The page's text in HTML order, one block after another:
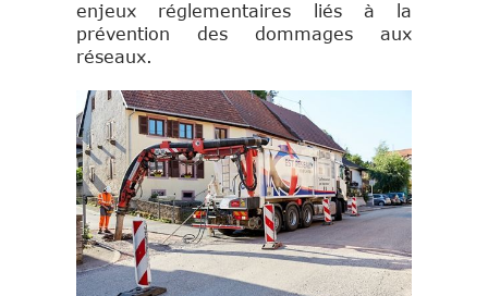
enjeux réglementaires liés à la
prévention des dommages aux
réseaux.